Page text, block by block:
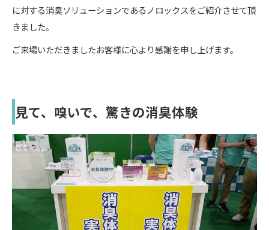
に対する消臭ソリューションであるノロックスをご紹介させて頂
きました。
ご来場いただきましたお客様に心より感謝を申し上げます。
見て、嗅いで、驚きの消臭体験